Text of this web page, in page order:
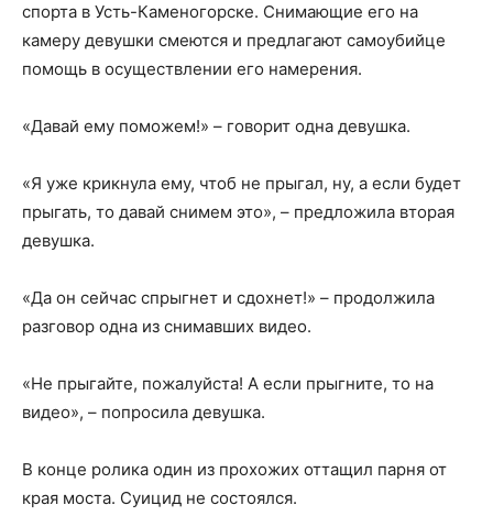
спорта в Усть-Каменогорске. Снимающие его на
камеру девушки смеются и предлагают самоубийце
помощь в осуществлении его намерения.
«Давай ему поможем!» – говорит одна девушка.
«Я уже крикнула ему, чтоб не прыгал, ну, а если будет
прыгать, то давай снимем это», – предложила вторая
девушка.
«Да он сейчас спрыгнет и сдохнет!» – продолжила
разговор одна из снимавших видео.
«Не прыгайте, пожалуйста! А если прыгните, то на
видео», – попросила девушка.
В конце ролика один из прохожих оттащил парня от
края моста. Суицид не состоялся.